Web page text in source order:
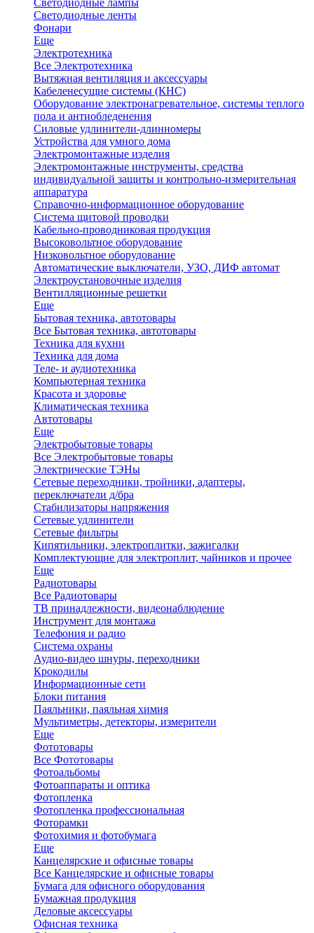
Светодиодные лампы
Светодиодные ленты
Фонари
Еще
Электротехника
Все Электротехника
Вытяжная вентиляция и аксессуары
Кабеленесущие системы (КНС)
Оборудование электронагревательное, системы теплого
пола и антиобледенения
Силовые удлинители-длинномеры
Устройства для умного дома
Электромонтажные изделия
Электромонтажные инструменты, средства
индивидуальной защиты и контрольно-измерительная
аппаратура
Справочно-информационное оборудование
Система щитовой проводки
Кабельно-проводниковая продукция
Высоковольтное оборудование
Низковольтное оборудование
Автоматические выключатели, УЗО, ДИФ автомат
Электроустановочные изделия
Вентилляционные решетки
Еще
Бытовая техника, автотовары
Все Бытовая техника, автотовары
Техника для кухни
Техника для дома
Теле- и аудиотехника
Компьютерная техника
Красота и здоровье
Климатическая техника
Автотовары
Еще
Электробытовые товары
Все Электробытовые товары
Электрические ТЭНы
Сетевые переходники, тройники, адаптеры,
переключатели д/бра
Стабилизаторы напряжения
Сетевые удлинители
Сетевые фильтры
Кипятильники, электроплитки, зажигалки
Комплектующие для электроплит, чайников и прочее
Еще
Радиотовары
Все Радиотовары
ТВ принадлежности, видеонаблюдение
Инструмент для монтажа
Телефония и радио
Система охраны
Аудио-видео шнуры, переходники
Крокодилы
Информационные сети
Блоки питания
Паяльники, паяльная химия
Мультиметры, детекторы, измерители
Еще
Фототовары
Все Фототовары
Фотоальбомы
Фотоаппараты и оптика
Фотопленка
Фотопленка профессиональная
Фоторамки
Фотохимия и фотобумага
Еще
Канцелярские и офисные товары
Все Канцелярские и офисные товары
Бумага для офисного оборудования
Бумажная продукция
Деловые аксессуары
Офисная техника